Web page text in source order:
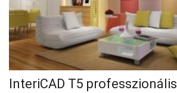
InteriCAD T5 professzionális